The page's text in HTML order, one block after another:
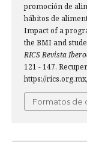
promoción de
hábitos de
Impact of a
the BMI and
RICS Revista
121 - 147.
https://
Formatos de